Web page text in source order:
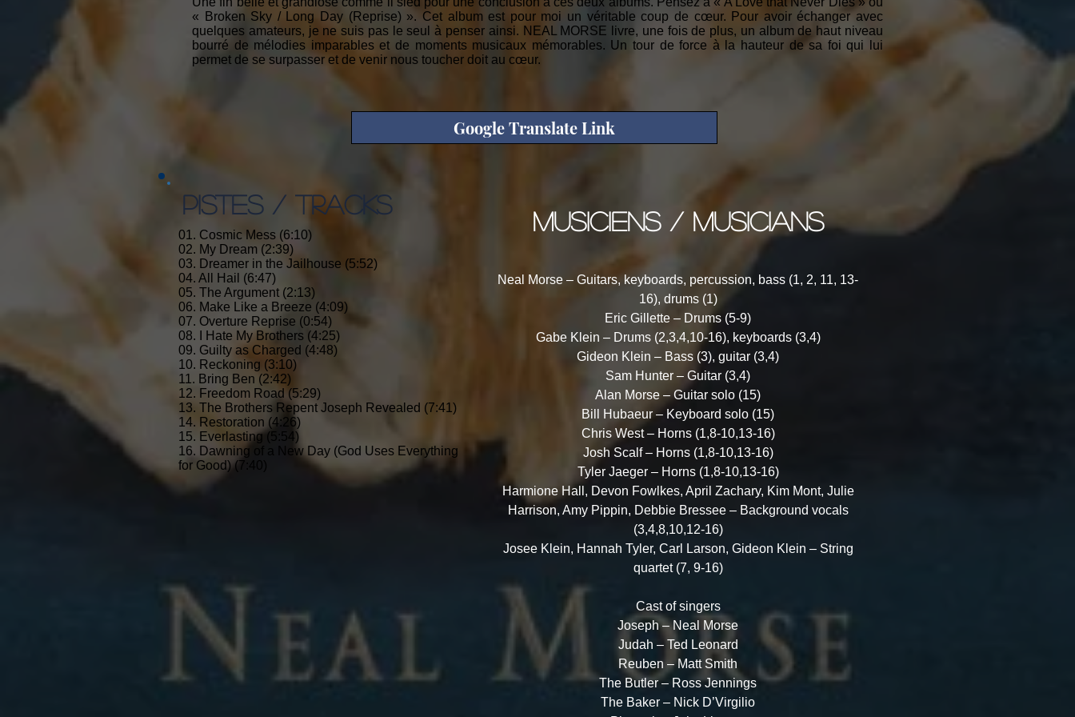
« Broken Sky / Long Day (Reprise) ». Cet album est pour moi un véritable coup de cœur. Pour avoir échanger avec
quelques amateurs, je ne suis pas le seul à penser ainsi. NEAL MORSE livre, une fois de plus, un album de haut niveau
bourré de mélodies imparables et de moments musicaux mémorables. Un tour de force à la hauteur de sa foi qui lui
permet de se surpasser et de venir nous toucher doit au cœur.
Google Translate Link
PISTES / TRACKS
01. Cosmic Mess (6:10)
02. My Dream (2:39)
03. Dreamer in the Jailhouse (5:52)
04. All Hail (6:47)
05. The Argument (2:13)
06. Make Like a Breeze (4:09)
07. Overture Reprise (0:54)
08. I Hate My Brothers (4:25)
09. Guilty as Charged (4:48)
10. Reckoning (3:10)
11. Bring Ben (2:42)
12. Freedom Road (5:29)
13. The Brothers Repent Joseph Revealed (7:41)
14. Restoration (4:26)
15. Everlasting (5:54)
16. Dawning of a New Day (God Uses Everything
for Good) (7:40)
musiciens / musicians
Neal Morse – Guitars, keyboards, percussion, bass (1, 2, 11, 13-
16), drums (1)
Eric Gillette – Drums (5-9)
Gabe Klein – Drums (2,3,4,10-16), keyboards (3,4)
Gideon Klein – Bass (3), guitar (3,4)
Sam Hunter – Guitar (3,4)
Alan Morse – Guitar solo (15)
Bill Hubaeur – Keyboard solo (15)
Chris West – Horns (1,8-10,13-16)
Josh Scalf – Horns (1,8-10,13-16)
Tyler Jaeger – Horns (1,8-10,13-16)
Harmione Hall, Devon Fowlkes, April Zachary, Kim Mont, Julie
Harrison, Amy Pippin, Debbie Bressee – Background vocals
(3,4,8,10,12-16)
Josee Klein, Hannah Tyler, Carl Larson, Gideon Klein – String
quartet (7, 9-16)
Cast of singers
Joseph – Neal Morse
Judah – Ted Leonard
Reuben – Matt Smith
The Butler – Ross Jennings
The Baker – Nick D’Virgilio